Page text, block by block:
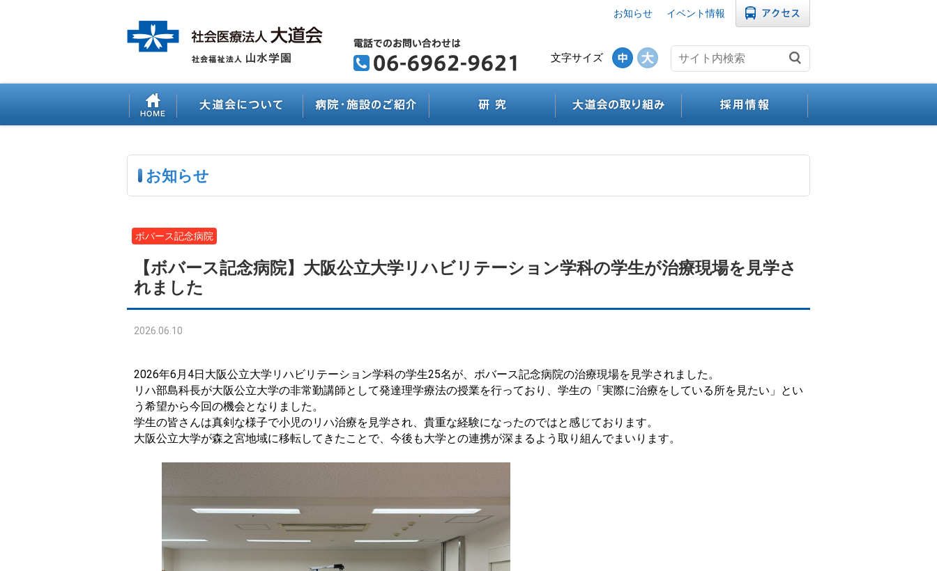
イベント情報
お知らせ
文字サイズ
お知らせ
ボバース記念病院
【ボバース記念病院】大阪公立大学リハビリテーション学科の学生が治療現場を見学さ
れました
2026.06.10
2026年6月4日大阪公立大学リハビリテーション学科の学生25名が、ボバース記念病院の治療現場を見学されました。
リハ部島科長が大阪公立大学の非常勤講師として発達理学療法の授業を行っており、学生の「実際に治療をしている所を見たい」とい
う希望から今回の機会となりました。
学生の皆さんは真剣な様子で小児のリハ治療を見学され、貴重な経験になったのではと感じております。
大阪公立大学が森之宮地域に移転してきたことで、今後も大学との連携が深まるよう取り組んでまいります。